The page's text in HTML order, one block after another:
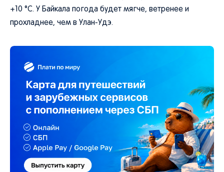
+10 °C. У Байкала погода будет мягче, ветренее и
прохладнее, чем в Улан-Удэ.